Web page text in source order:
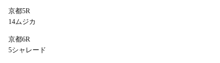
京都5R
14ムジカ
京都6R
5シャレード